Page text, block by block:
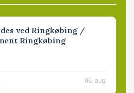
ved Ringkøbing /
Ringkøbing
06. aug.